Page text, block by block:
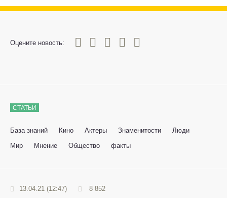
Оцените новость:
0
1 3 4 5
СТАТЬИ
База знаний Кино Актеры Знаменитости
Люди
Мир
Мнение Общество факты
13.04.21 (12:47) 8 852